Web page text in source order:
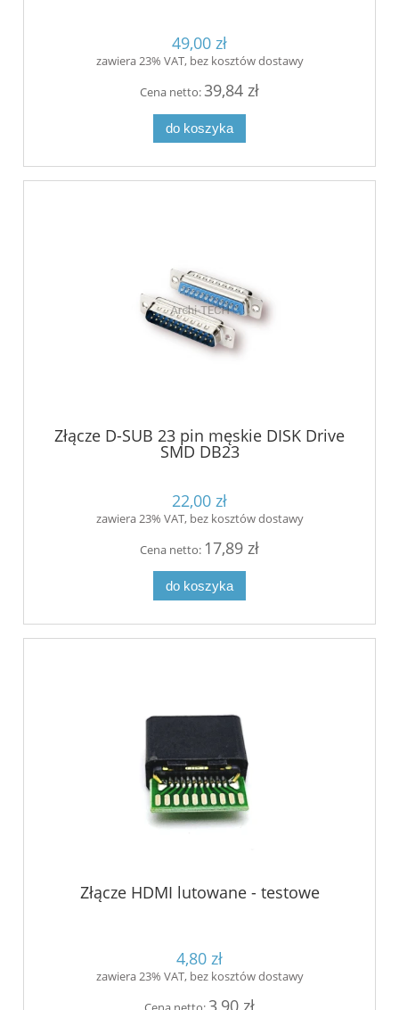
49,00 zł
zawiera 23% VAT, bez kosztów dostawy
Cena netto:39,84 zł
do koszyka
Złącze D-SUB 23 pin męskie DISK Drive
SMD DB23
22,00 zł
zawiera 23% VAT, bez kosztów dostawy
Cena netto: 17,89 zł
do koszyka
Złącze HDMI lutowane - testowe
4,80 zł
zawiera 23% VAT, bez kosztów dostawy
3,90 zł